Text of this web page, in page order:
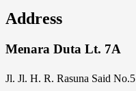
Address
Menara Duta Lt. 7A
Jl. Jl. H. R. Rasuna Said No.5